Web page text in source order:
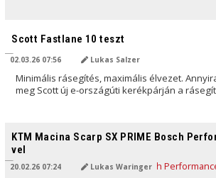
Scott Fastlane 10 teszt
02.03.26 07:56 Lukas Salzer
Minimális rásegítés, maximális élvezet.
meg Scott új e-országúti kerékpárján a
KTM Macina Scarp SX PRIME Bosch
vel
20.02.26 07:24 Lukas Waringer